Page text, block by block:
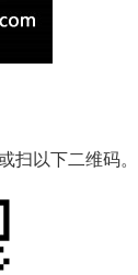
扫以下二维码。